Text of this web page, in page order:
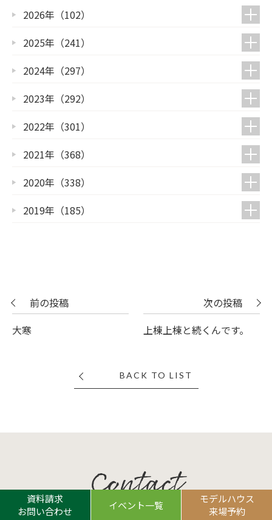
2026年（102）
2025年（241）
2024年（297）
2023年（292）
2022年（301）
2021年（368）
2020年（338）
2019年（185）
前の投稿
大寒
次の投稿
上棟上棟と続くんです。
BACK TO LIST
Contact
お問い合わせ
資料請求
お問い合わせ
イベント一覧
モデルハウス
来場予約